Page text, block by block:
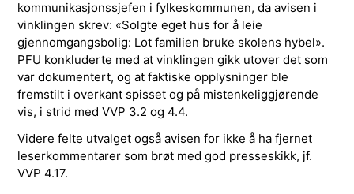
kommunikasjonssjefen i fylkeskommunen, da avisen i
vinklingen skrev: «Solgte eget hus for å leie
gjennomgangsbolig: Lot familien bruke skolens hybel».
PFU konkluderte med at vinklingen gikk utover det som
var dokumentert, og at faktiske opplysninger ble
fremstilt i overkant spisset og på mistenkeliggjørende
vis, i strid med VVP 3.2 og 4.4.
Videre felte utvalget også avisen for ikke å ha fjernet
leserkommentarer som brøt med god presseskikk, jf.
VVP 4.17.